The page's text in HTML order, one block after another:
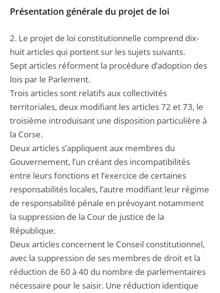
Présentation générale du projet de loi
2. Le projet de loi constitutionnelle comprend dix-
huit articles qui portent sur les sujets suivants.
Sept articles réforment la procédure d’adoption des
lois par le Parlement.
Trois articles sont relatifs aux collectivités
territoriales, deux modifiant les articles 72 et 73, le
troisième introduisant une disposition particulière à
la Corse.
Deux articles s’appliquent aux membres du
Gouvernement, l’un créant des incompatibilités
entre leurs fonctions et l’exercice de certaines
responsabilités locales, l’autre modifiant leur régime
de responsabilité pénale en prévoyant notamment
la suppression de la Cour de justice de la
République.
Deux articles concernent le Conseil constitutionnel,
avec la suppression de ses membres de droit et la
réduction de 60 à 40 du nombre de parlementaires
nécessaire pour le saisir. Une réduction identique